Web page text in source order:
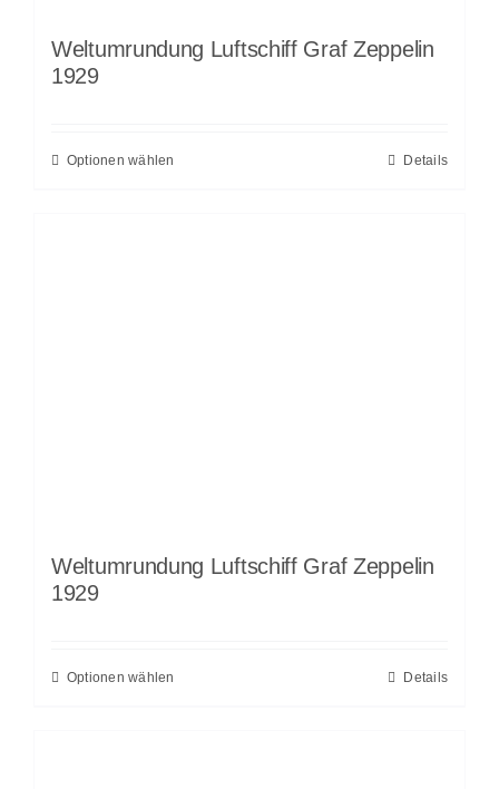
Weltumrundung Luftschiff Graf Zeppelin
1929
Optionen wählen Details
Weltumrundung Luftschiff Graf Zeppelin
1929
Optionen wählen Details